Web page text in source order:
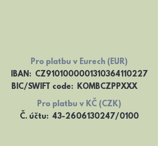
Pro platbu v Eurech (EUR)
IBAN: CZ9101000001310364110227
BIC/SWIFT code: KOMBCZPPXXX
Pro platbu v KČ (CZK)
Č. účtu: 43-2606130247/0100